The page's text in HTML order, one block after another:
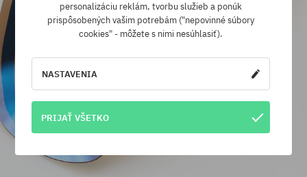
personalizáciu reklám, tvorbu služieb a ponúk
prispôsobených vašim potrebám ("nepovinné súbory
cookies" - môžete s nimi nesúhlasiť).
NASTAVENIA
PRIJAŤ VŠETKO